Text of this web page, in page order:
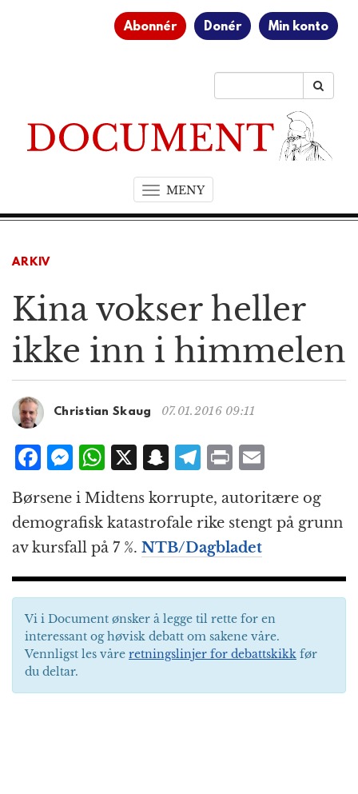
Abonnér Donér Min konto
MENYT
o
n
v
t
n
ARKIV
Kina vokser heller
ikke inn i himmelen
Christian Skaug 07.01.2016 09:11
F
c
e
b
o
o
k
M
e
ss
e
n
g
e
r
W
h
at
s
A
p
p
X S
a
p
c
h
at
T
e
g
r
a
m
P
n
t
ai
l
Børsene i Midtens korrupte, autoritære og
demografisk katastrofale rike stengt på grunn
av kursfall på 7 %. NTB/Dagbladet
Vi i Document ønsker å legge til rette for en
interessant og høvisk debatt om sakene våre.
Vennligst les våre retningslinjer for debattskikk før
du deltar.